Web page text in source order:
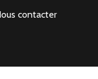
contacter